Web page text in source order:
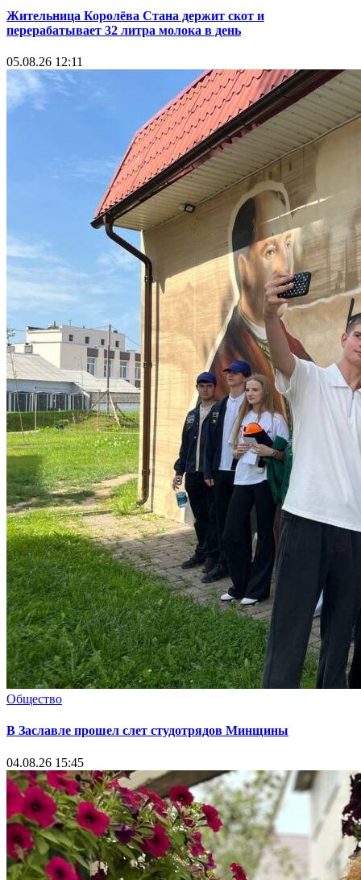
Жительница Королёва Стана держит скот и
перерабатывает 32 литра молока в день
05.08.26 12:11
Общество
В Заславле прошел слет студотрядов Минщины
04.08.26 15:45